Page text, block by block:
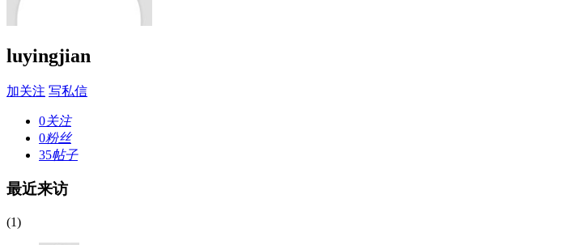
luyingjian
加关注 写私信
0关注
0粉丝
35帖子
最近来访
(1)